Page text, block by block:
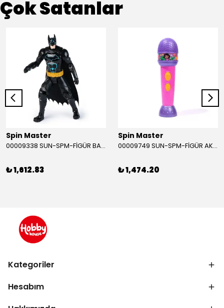
Çok Satanlar
Spin Master
00009338 SUN-SPM-FİGÜR BATMAN NİNJA STRIKE 30 CM. EXC.
₺ 1,612.83
Spin Master
00009749 SUN-SPM-FİGÜR AKS. DORA MİKROFON YAĞMUR ORMANI RİTMİ (DORA) SESLİ
₺ 1,474.20
Kategoriler
Hesabım